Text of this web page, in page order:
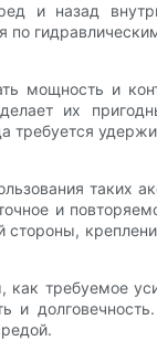
и назад
мощность и
их
требуется
таких
и
как требуемое
и